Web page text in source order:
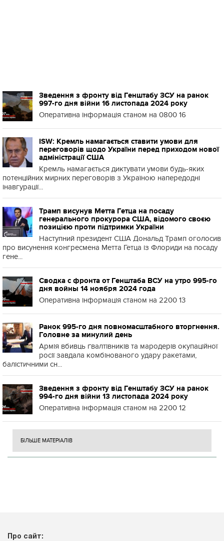
Зведення з фронту від Генштабу ЗСУ на ранок
997-го дня війни 16 листопада 2024 року
Оперативна інформація станом на 0800 16
ISW: Кремль намагається ставити умови для
переговорів щодо України перед приходом нової
адміністрації США
Кремль намагається диктувати умови будь-яких
потенційних мирних переговорів з Україною напередодні
інавгурації...
Трамп висунув Метта Гетца на посаду
генерального прокурора США, відомого своєю
позицією проти підтримки України
Наступний президент США Дональд Трамп оголосив
про висунення конгресмена Метта Гетца із Флориди на посаду
гене...
Сводка с фронта от Генштаба ВСУ на утро 995-го
дня войны 14 ноября 2024 года
Оперативна інформація станом на 2200 13
Ранок 995-го дня повномасштабного вторгнення.
Головне за минулий день
Армія вбивць ґвалтівників та мародерів окупаційної
росії завдала комбінованого удару ракетами,
балістичними сн...
Зведення з фронту від Генштабу ЗСУ на ранок
994-го дня війни 13 листопада 2024 року
Оперативна інформація станом на 2200 12
БІЛЬШЕ МАТЕРІАЛІВ
Про сайт: